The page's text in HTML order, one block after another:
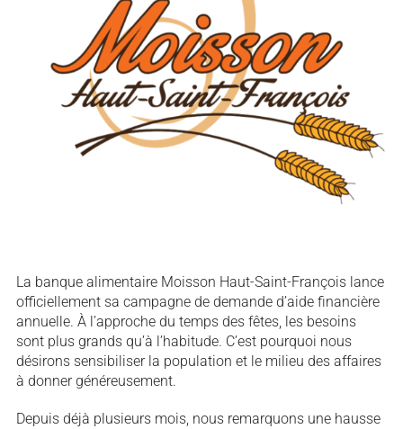
La banque alimentaire Moisson Haut-Saint-François lance
officiellement sa campagne de demande d’aide financière
annuelle. À l’approche du temps des fêtes, les besoins
sont plus grands qu’à l’habitude. C’est pourquoi nous
désirons sensibiliser la population et le milieu des affaires
à donner généreusement.
Depuis déjà plusieurs mois, nous remarquons une hausse